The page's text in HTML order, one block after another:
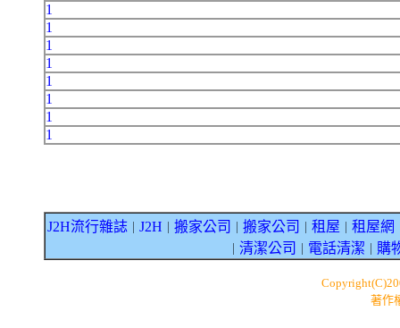
1
1
1
1
1
1
1
1
J2H流行雜誌 J2H 搬家公司 搬家公司 租屋 租屋網
清潔公司 電話清潔 購
著作